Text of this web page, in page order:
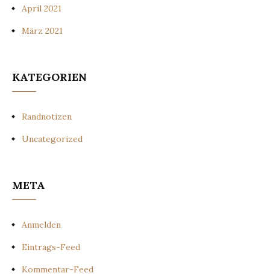
April 2021
März 2021
KATEGORIEN
Randnotizen
Uncategorized
META
Anmelden
Eintrags-Feed
Kommentar-Feed